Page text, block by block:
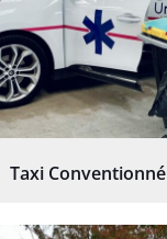
Taxi Conventionné